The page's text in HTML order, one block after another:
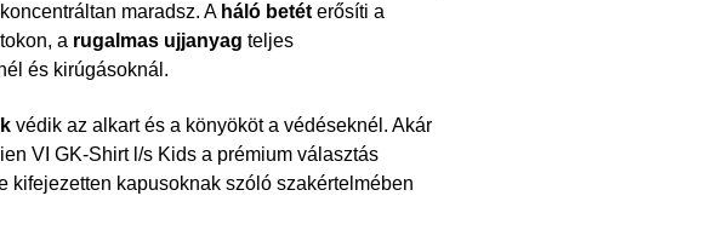
maradsz. A háló betéterősíti a
a rugalmas ujjanyag teljes
és kirúgásoknál.
védik az alkart és a könyököt a védéseknél. Akár
VI GK-Shirt l/s Kids a prémium választás
kifejezetten kapusoknak szóló szakértelmében